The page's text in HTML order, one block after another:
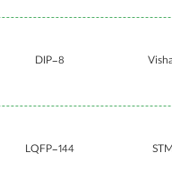
DIP-8
STM
144-LQFP